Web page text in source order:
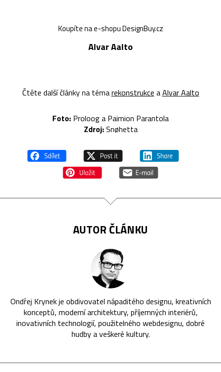
Koupíte na e-shopu DesignBuy.cz
Alvar Aalto
Čtěte další články na témarekonstrukce aAlvar Aalto
Foto: Proloog a Paimion Parantola
Zdroj:Snøhetta
AUTOR ČLÁNKU
Ondřej Krynek je obdivovatel nápaditého designu, kreativních
konceptů, moderní architektury, příjemných interiérů,
inovativních technologií, použitelného webdesignu, dobré
hudby a veškeré kultury.